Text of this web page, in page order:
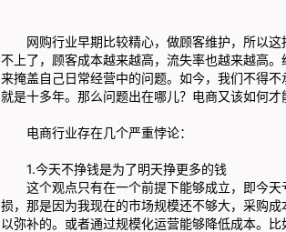
网购行业早期比较精心，做顾客维护，所以这
不上了，顾客成本越来越高，流失率也越来越高
来掩盖自己日常经营中的问题。如今，我们不得
就是十多年。那么问题出在哪儿？电商又该如何才
电商行业存在几个严重悖论：
1.今天不挣钱是为了明天挣更多的钱
这个观点只有在一个前提下能够成立，即今
损，那是因为我现在的市场规模还不够大，采购
以弥补的。或者通过规模化运营能够降低成本。